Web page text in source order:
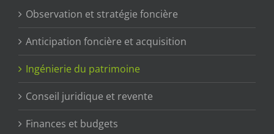
Observation et stratégie foncière
Anticipation foncière et acquisition
Ingénierie du patrimoine
Conseil juridique et revente
Finances et budgets